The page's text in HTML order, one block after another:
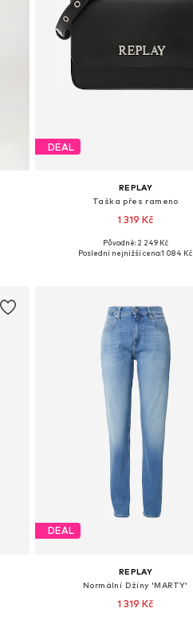
DEAL
REPLAY
Taška přes rameno
1 319 Kč
Dostupné velikosti: One Size
Původně: 2 249 Kč
Poslední nejnižší cena:1 084 Kč
DEAL
REPLAY
Normální Džíny 'MARTY'
1 319 Kč